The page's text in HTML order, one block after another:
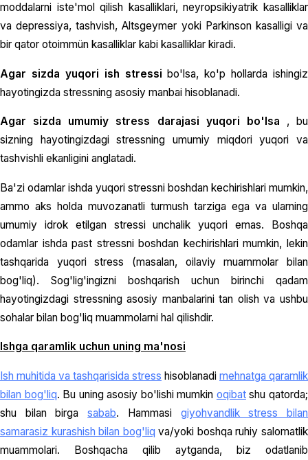
moddalarni iste'mol qilish kasalliklari, neyropsikiyatrik kasalliklar
va depressiya, tashvish, Altsgeymer yoki Parkinson kasalligi va
bir qator otoimmün kasalliklar kabi kasalliklar kiradi.
Agar sizda yuqori ish stressi bo'lsa, ko'p hollarda ishingiz
hayotingizda stressning asosiy manbai hisoblanadi.
Agar sizda umumiy stress darajasi yuqori bo'lsa , bu
sizning hayotingizdagi stressning umumiy miqdori yuqori va
tashvishli ekanligini anglatadi.
Ba'zi odamlar ishda yuqori stressni boshdan kechirishlari mumkin,
ammo aks holda muvozanatli turmush tarziga ega va ularning
umumiy idrok etilgan stressi unchalik yuqori emas. Boshqa
odamlar ishda past stressni boshdan kechirishlari mumkin, lekin
tashqarida yuqori stress (masalan, oilaviy muammolar bilan
bog'liq). Sog'lig'ingizni boshqarish uchun birinchi qadam
hayotingizdagi stressning asosiy manbalarini tan olish va ushbu
sohalar bilan bog'liq muammolarni hal qilishdir.
Ishga qaramlik uchun uning ma'nosi
Ish muhitida va tashqarisida stress hisoblanadi mehnatga qaramlik
bilan bog'liq. Bu uning asosiy bo'lishi mumkin oqibatshu qatorda;
shu bilan birgasabab. Hammasi giyohvandlik stress bilan
samarasiz kurashish bilan bog'liq va/yoki boshqa ruhiy salomatlik
muammolari. Boshqacha qilib aytganda, biz odatlanib